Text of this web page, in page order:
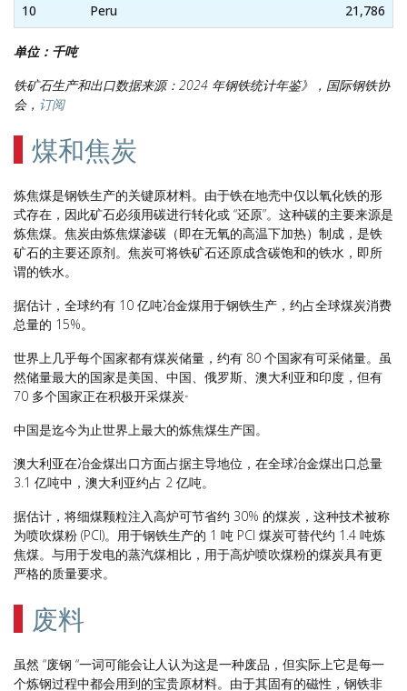
10
Peru 21,786
单位：千吨
铁矿石生产和出口数据来源：2024 年钢铁统计年鉴》，国际钢铁协
会， 订阅
煤和焦炭
炼焦煤是钢铁生产的关键原材料。由于铁在地壳中仅以氧化铁的形
式存在，因此矿石必须用碳进行转化或 “还原”。这种碳的主要来源是
炼焦煤。焦炭由炼焦煤渗碳（即在无氧的高温下加热）制成，是铁
矿石的主要还原剂。焦炭可将铁矿石还原成含碳饱和的铁水，即所
谓的铁水。
据估计，全球约有 10 亿吨冶金煤用于钢铁生产，约占全球煤炭消费
总量的 15%。
世界上几乎每个国家都有煤炭储量，约有 80 个国家有可采储量。虽
然储量最大的国家是美国、中国、俄罗斯、澳大利亚和印度，但有
70 多个国家正在积极开采煤炭
中国是迄今为止世界上最大的炼焦煤生产国。
澳大利亚在冶金煤出口方面占据主导地位，在全球冶金煤出口总量
3.1 亿吨中，澳大利亚约占 2 亿吨。
据估计，将细煤颗粒注入高炉可节省约 30% 的煤炭，这种技术被称
为喷吹煤粉 (PCI)。用于钢铁生产的 1 吨 PCI 煤炭可替代约 1.4 吨炼
焦煤。与用于发电的蒸汽煤相比，用于高炉喷吹煤粉的煤炭具有更
严格的质量要求。
废料
虽然 “废钢 “一词可能会让人认为这是一种废品，但实际上它是每一
个炼钢过程中都会用到的宝贵原材料。由于其固有的磁性，钢铁非